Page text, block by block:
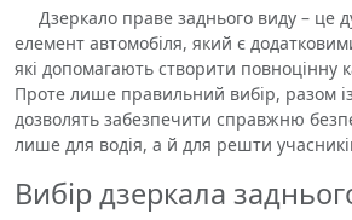
Дзеркало праве заднього виду – це
елемент автомобіля, який є
які допомагають створити повноцінну
Проте лише правильний вибір, разом
дозволять забезпечити справжню
лише для водія, а й для решти
Вибір дзеркала